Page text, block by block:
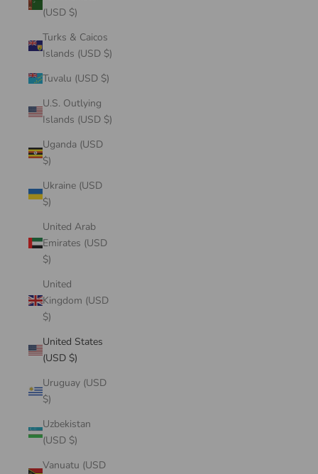
(USD $)
Turks & Caicos
Islands (USD $)
Tuvalu (USD $)
U.S. Outlying
Islands (USD $)
Uganda (USD
$)
Ukraine (USD
$)
United Arab
Emirates (USD
$)
United
Kingdom (USD
$)
United States
(USD $)
Uruguay (USD
$)
Uzbekistan
(USD $)
Vanuatu (USD